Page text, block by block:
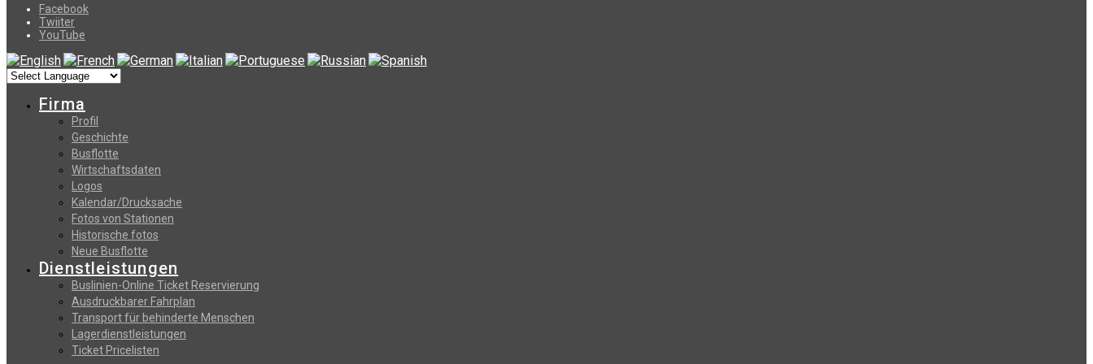
Facebook
Twiiter
YouTube
Firma
Profil
Geschichte
Busflotte
Wirtschaftsdaten
Logos
Kalendar/Drucksache
Fotos von Stationen
Historische fotos
Neue Busflotte
Dienstleistungen
Buslinien-Online Ticket Reservierung
Αusdruckbarer Fahrplan
Transport für behinderte Menschen
Lagerdienstleistungen
Ticket Pricelisten